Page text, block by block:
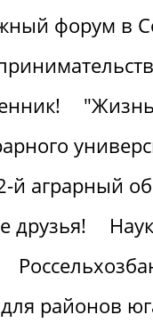
форум в
й аграрный
друзья!
районов